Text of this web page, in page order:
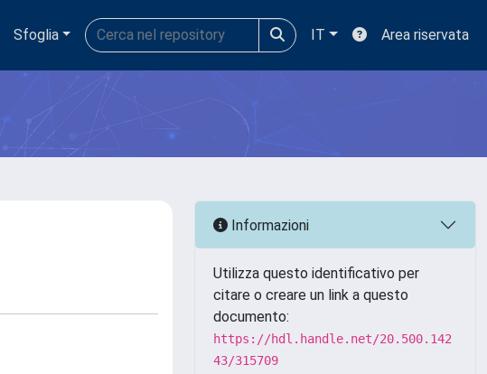
Sfoglia IT Area riservata
Informazioni
Utilizza questo identificativo per
citare o creare un link a questo
documento:
https://hdl.handle.net/20.500.142
43/315709